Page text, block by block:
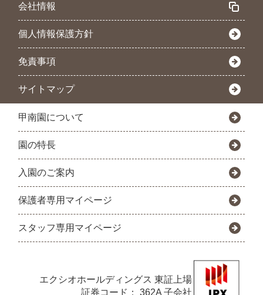
会社情報
個人情報保護方針
免責事項
サイトマップ
甲南園について
園の特長
入園のご案内
保護者専用マイページ
スタッフ専用マイページ
エクシオホールディングス 東証上場
証券コード： 362A 子会社